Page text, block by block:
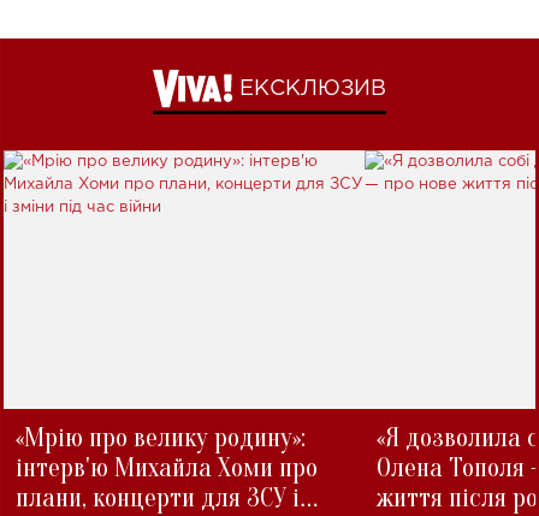
ЕКСКЛЮЗИВ
«Мрію про велику родину»:
інтерв'ю Михайла Хоми про
плани, концерти для ЗСУ і
«Я дозволила
Олена Тополя
життя після